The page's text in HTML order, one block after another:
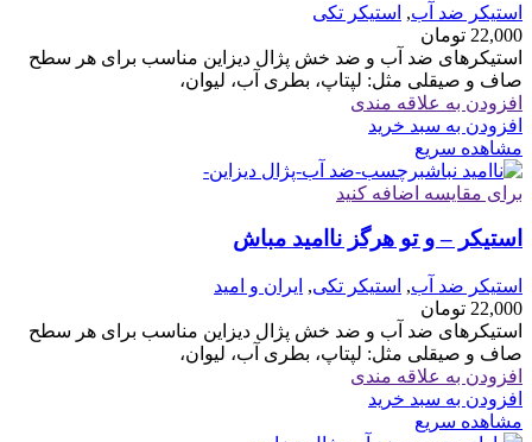
استیکر ضد آب, استیکر تکی
22,000 تومان
استیکرهای ضد آب و ضد خش پژال دیزاین مناسب برای هر سطح
صاف و صیقلی مثل: لپتاپ، بطری آب، لیوان،
افزودن به علاقه مندی
افزودن به سبد خرید
مشاهده سریع
برای مقایسه اضافه کنید
استیکر – و تو هرگز ناامید مباش
استیکر ضد آب, استیکر تکی, ایران و امید
22,000 تومان
استیکرهای ضد آب و ضد خش پژال دیزاین مناسب برای هر سطح
صاف و صیقلی مثل: لپتاپ، بطری آب، لیوان،
افزودن به علاقه مندی
افزودن به سبد خرید
مشاهده سریع